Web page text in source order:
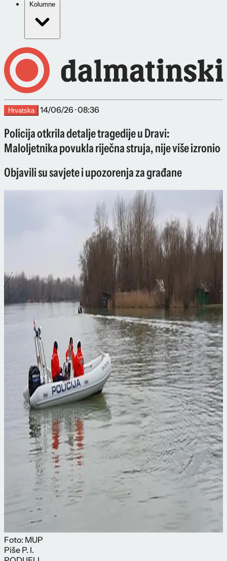
Kolumne
Hrvatska 14/06/26 · 08:36
Policija otkrila detalje tragedije u Dravi:
Maloljetnika povukla riječna struja, nije više izronio
Objavili su savjete i upozorenja za građane
Foto: MUP
Piše P. I.